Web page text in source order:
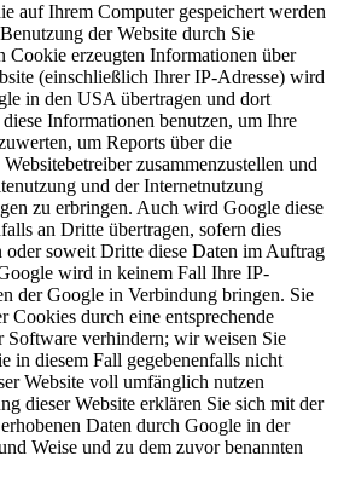
auf Ihrem Computer gespeichert werden
der Website durch Sie
Cookie erzeugten Informationen über
(einschließlich Ihrer IP-Adresse) wird
in den USA übertragen und dort
Informationen benutzen, um Ihre
um Reports über die
zusammenzustellen und
und der Internetnutzung
zu erbringen. Auch wird Google diese
an Dritte übertragen, sofern dies
oder soweit Dritte diese Daten im Auftrag
wird in keinem Fall Ihre IP-
der Google in Verbindung bringen. Sie
Cookies durch eine entsprechende
verhindern; wir weisen Sie
in diesem Fall gegebenenfalls nicht
Website voll umfänglich nutzen
dieser Website erklären Sie sich mit der
Daten durch Google in der
Weise und zu dem zuvor benannten